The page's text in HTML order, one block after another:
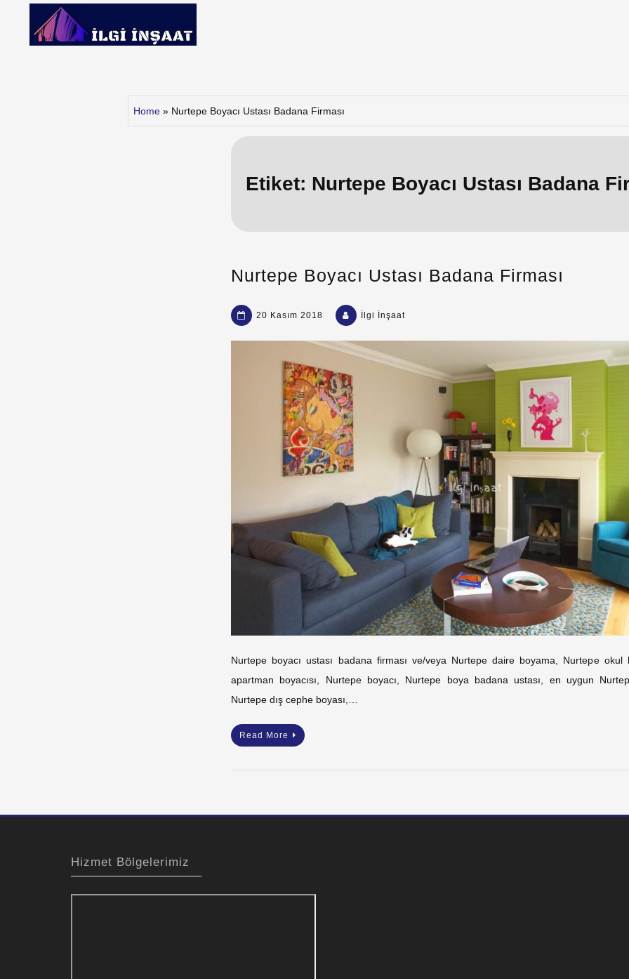
content
Home » Nurtepe Boyacı Ustası Badana Firması
Etiket: Nurtepe Boyacı Ustası Badana
Nurtepe Boyacı Ustası Badana Firması
20 Kasım 2018 İlgi İnşaat
Nurtepe boyacı ustası badana firması ve/veya Nurtepe daire boyama, Nurtepe okul
apartman boyacısı, Nurtepe boyacı, Nurtepe boya badana ustası, en uygun
Nurtepe dış cephe boyası,…
Read More
Hizmet Bölgelerimiz